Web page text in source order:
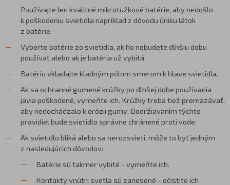
Používajte len kvalitné mikrotužkové batérie, aby nedošlo
k poškodeniu svietidla napríklad z dôvodu úniku látok
z batérie.
Vyberte batérie zo svietidla, ak ho nebudete dlhšiu dobu
používať alebo ak je batéria už vybitá.
Batériu vkladajte kladným pólom smerom k hlave svietidla.
Ak sa ochranné gumené krúžky po dlhšej dobe používania
javia poškodené, vymeňte ich. Krúžky treba tiež premazávať,
aby nedochádzalo k erózii gumy. Dodržiavaním týchto
pravidiel bude svietidlo správne chránené proti vode.
Ak svietidlo bliká alebo sa nerozsvieti, môže to byť jedným
z nasledujúcich dôvodov:
Batérie sú takmer vybité - vymeňte ich.
Kontakty vnútri svetla sú zanesené - očistite ich